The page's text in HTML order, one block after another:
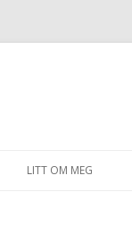
LITT OM MEG